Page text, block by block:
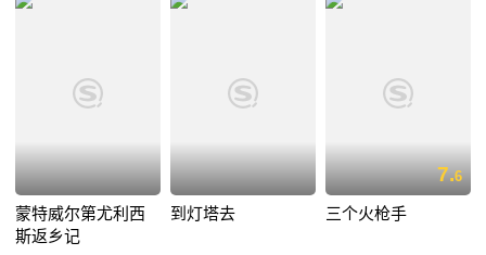
蒙特威尔第尤利西
斯返乡记
到灯塔去
7.6
三个火枪手